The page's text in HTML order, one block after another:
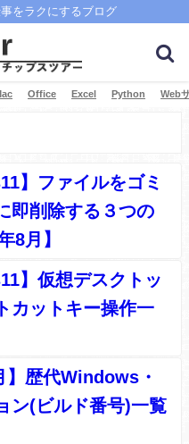
をラクにするブログ
Office Excel Python Web
】ファイルをゴミ
即削除する３つの
8月】
】仮想デスクトッ
カットキー操作一
】歴代Windows・
ン(ビルド番号)一覧